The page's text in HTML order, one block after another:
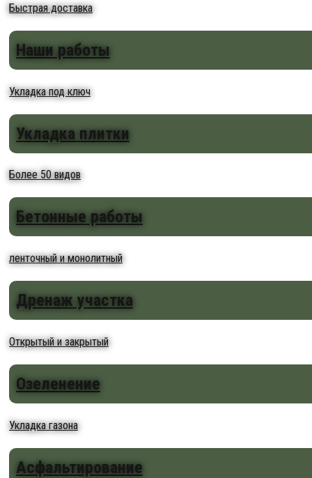
Быстрая доставка
Наши работы
Укладка под ключ
Укладка плитки
Более 50 видов
Бетонные работы
ленточный и монолитный
Дренаж участка
Открытый и закрытый
Озеленение
Укладка газона
Асфальтирование